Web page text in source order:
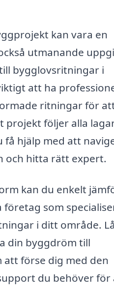
kan vara en
utmanande
bygglovsritningar i
att ha
ritningar för
projekt följer alla
få hjälp med att
och hitta rätt expert.
kan du enkelt
som
i ditt område.
din byggdröm till
förse dig med den
du behöver för